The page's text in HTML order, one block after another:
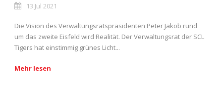
13 Jul 2021
Die Vision des Verwaltungsratspräsidenten Peter Jakob rund
um das zweite Eisfeld wird Realität. Der Verwaltungsrat der SCL
Tigers hat einstimmig grünes Licht...
Mehr lesen